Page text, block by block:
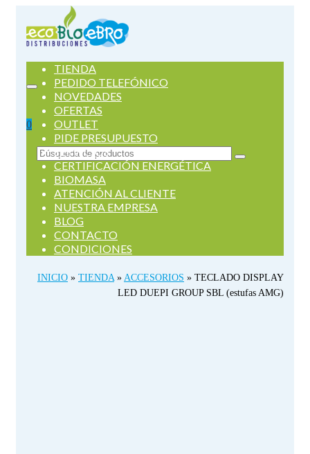
0
Buscar
por:
TIENDA
PEDIDO TELEFÓNICO
NOVEDADES
OFERTAS
OUTLET
PIDE PRESUPUESTO
SERVICIOS
CERTIFICACIÓN ENERGÉTICA
BIOMASA
ATENCIÓN AL CLIENTE
NUESTRA EMPRESA
BLOG
CONTACTO
CONDICIONES
INICIO » TIENDA » ACCESORIOS » TECLADO DISPLAY
LED DUEPI GROUP SBL (estufas AMG)